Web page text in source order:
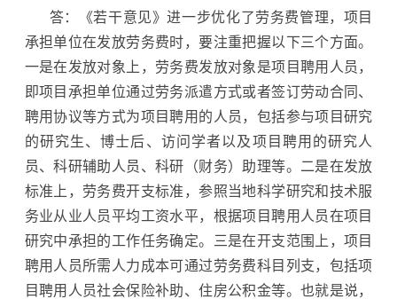
答：《若干意见》进一步优化了劳务费管理，项目
承担单位在发放劳务费时，要注重把握以下三个方面。
一是在发放对象上，劳务费发放对象是项目聘用人员，
即项目承担单位通过劳务派遣方式或者签订劳动合同、
聘用协议等方式为项目聘用的人员，包括参与项目研究
的研究生、博士后、访问学者以及项目聘用的研究人
员、科研辅助人员、科研（财务）助理等。二是在发放
标准上，劳务费开支标准，参照当地科学研究和技术服
务业从业人员平均工资水平，根据项目聘用人员在项目
研究中承担的工作任务确定。三是在开支范围上，项目
聘用人员所需人力成本可通过劳务费科目列支，包括项
目聘用人员社会保险补助、住房公积金等。也就是说，